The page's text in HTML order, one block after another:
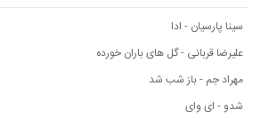
سینا پارسیان - ادا
علیرضا قربانی - گل های باران خورده
مهراد جم - باز شب شد
شدو - ای وای